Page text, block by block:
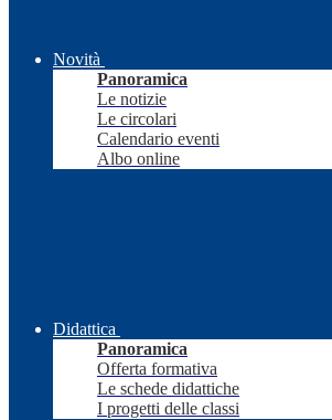
Novità
Panoramica
Le notizie
Le circolari
Calendario eventi
Albo online
Didattica
Panoramica
Offerta formativa
Le schede didattiche
I progetti delle classi